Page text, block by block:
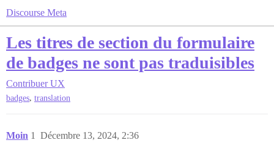
Discourse Meta
Les titres de section du formulaire
de badges ne sont pas traduisibles
Contribuer UX
badges, translation
Moin Décembre 13, 2024, 2:36
1